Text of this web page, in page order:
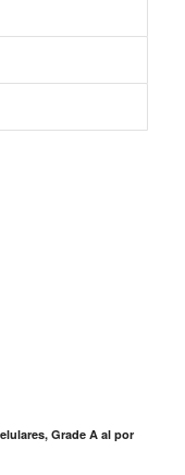
Grade A al por